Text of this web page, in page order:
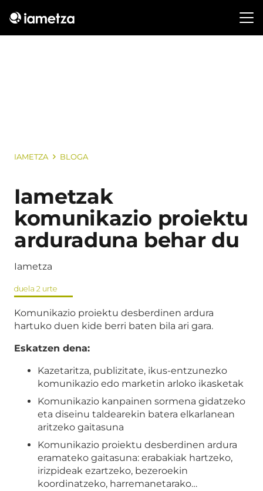
IAMETZA BLOGA
Iametzak
komunikazio proiektu
arduraduna behar du
Iametza
duela 2 urte
Komunikazio proiektu desberdinen ardura
hartuko duen kide berri baten bila ari gara.
Eskatzen dena:
Kazetaritza, publizitate, ikus-entzunezko
komunikazio edo marketin arloko ikasketak
Komunikazio kanpainen sormena gidatzeko
eta diseinu taldearekin batera elkarlanean
aritzeko gaitasuna
Komunikazio proiektu desberdinen ardura
eramateko gaitasuna: erabakiak hartzeko,
irizpideak ezartzeko, bezeroekin
koordinatzeko, harremanetarako…